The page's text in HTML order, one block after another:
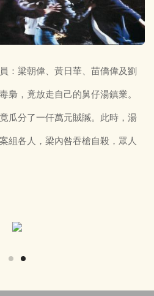
：梁朝偉、黃日華、苗僑偉及劉
梟，竟放走自己的舅仔湯鎮業。
瓜分了一仟萬元賊贓。此時，湯
組各人，梁內咎吞槍自殺，眾人